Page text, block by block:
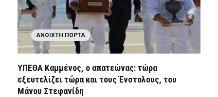
ΑΝΟΙΧΤΉ ΠΌΡΤΑ
ΥΠΕΘΑ Καμμένος, ο απατεώνας: τώρα
εξευτελίζει τώρα και τους Ένστολους, του
Μάνου Στεφανίδη